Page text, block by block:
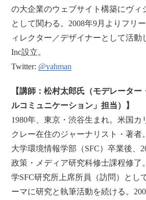
の大企業のウェブサイト構築にヴィ
として関わる。2008年9月よりフリ
ィレクター／デザイナーとして活動
Inc設立。
Twitter: @yahman
【講師：松村太郎氏（モデレータ
ルコミュニケーション」担当）】
1980年、東京・渋谷生まれ。米国カ
クレー在住のジャーナリスト・著者
大学環境情報学部（SFC）卒業後、
政策・メディア研究科修士課程修了
学SFC研究所上席所員（訪問）とし
ーマに研究と執筆活動を続ける。